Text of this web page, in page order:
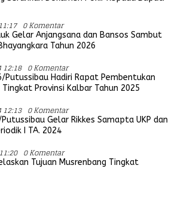
0 Komentar
Gelar Anjangsana dan Bansos Sambut
Tahun 2026
12:18 0 Komentar
Putussibau Hadiri Rapat Pembentukan
Tingkat Provinsi Kalbar Tahun 2025
12:13 0 Komentar
Gelar Rikkes Samapta UKP dan
I TA. 2024
0 Komentar
Tujuan Musrenbang Tingkat